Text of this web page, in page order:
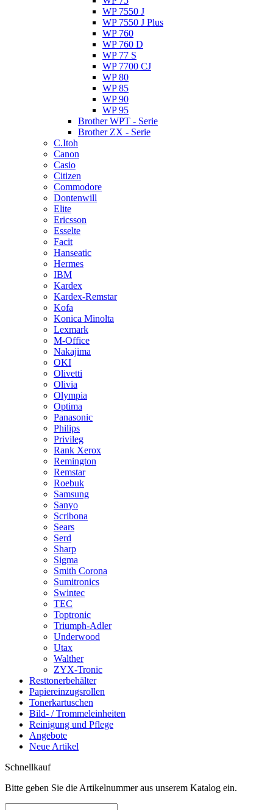
WP 7550 J
WP 7550 J Plus
WP 760
WP 760 D
WP 77 S
WP 7700 CJ
WP 80
WP 85
WP 90
WP 95
Brother WPT - Serie
Brother ZX - Serie
C.Itoh
Canon
Casio
Citizen
Commodore
Dontenwill
Elite
Ericsson
Esselte
Facit
Hanseatic
Hermes
IBM
Kardex
Kardex-Remstar
Kofa
Konica Minolta
Lexmark
M-Office
Nakajima
OKI
Olivetti
Olivia
Olympia
Optima
Panasonic
Philips
Privileg
Rank Xerox
Remington
Remstar
Roebuk
Samsung
Sanyo
Scribona
Sears
Serd
Sharp
Sigma
Smith Corona
Sumitronics
Swintec
TEC
Toptronic
Triumph-Adler
Underwood
Utax
Walther
ZYX-Tronic
Resttonerbehälter
Papiereinzugsrollen
Tonerkartuschen
Bild- / Trommeleinheiten
Reinigung und Pflege
Angebote
Neue Artikel
Schnellkauf
Bitte geben Sie die Artikelnummer aus unserem Katalog ein.